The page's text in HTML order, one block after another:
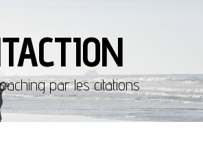
par les citations